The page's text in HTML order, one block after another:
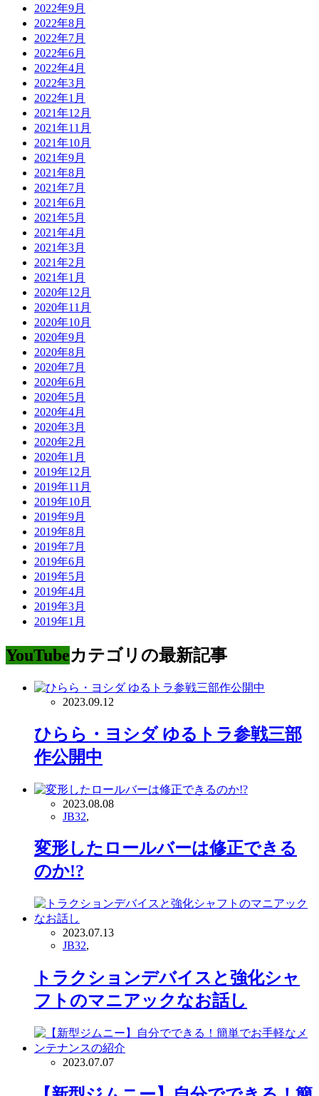
2022年9月
2022年8月
2022年7月
2022年6月
2022年4月
2022年3月
2022年1月
2021年12月
2021年11月
2021年10月
2021年9月
2021年8月
2021年7月
2021年6月
2021年5月
2021年4月
2021年3月
2021年2月
2021年1月
2020年12月
2020年11月
2020年10月
2020年9月
2020年8月
2020年7月
2020年6月
2020年5月
2020年4月
2020年3月
2020年2月
2020年1月
2019年12月
2019年11月
2019年10月
2019年9月
2019年8月
2019年7月
2019年6月
2019年5月
2019年4月
2019年3月
2019年1月
YouTubeカテゴリの最新記事
2023.09.12
ひらら・ヨシダ ゆるトラ参戦三部
作公開中
2023.08.08
JB32,
変形したロールバーは修正できる
のか!?
2023.07.13
JB32,
トラクションデバイスと強化シャ
フトのマニアックなお話し
2023.07.07